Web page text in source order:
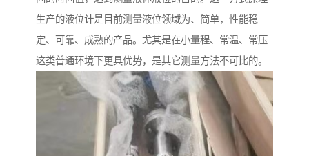
生产的液位计是目前测量液位领域为、简单，性能稳
定、可靠、成熟的产品。尤其是在小量程、常温、常压
这类普通环境下更具优势，是其它测量方法不可比的。